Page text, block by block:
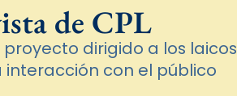
de CPL
dirigido a los laicos
con el público